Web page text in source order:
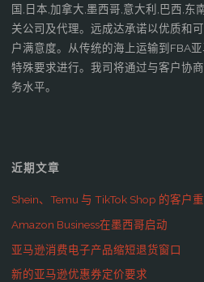
国,日本,加拿大,墨西哥,意大利,巴西,东
关公司及代理。远成达承诺以优质和
户满意度。从传统的海上运输到FBA
特殊要求进行。我司将通过与客户协
务水平。
近期文章
Shein、Temu 与 TikTok Shop 的客户
Amazon Business在墨西哥启动
亚马逊消费电子产品缩短退货窗口
新的亚马逊优惠券定价要求